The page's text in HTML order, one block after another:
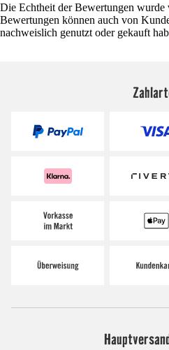
Die Echtheit der Bewertungen wurde
Bewertungen können auch von
nachweislich genutzt oder gekauft